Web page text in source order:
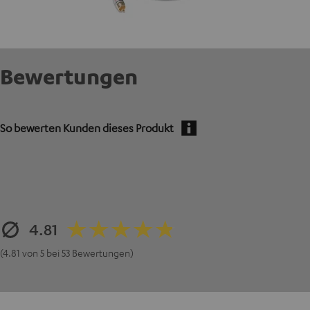
Bewertungen
So bewerten Kunden dieses Produkt
4.81
(4.81 von 5 bei 53 Bewertungen)